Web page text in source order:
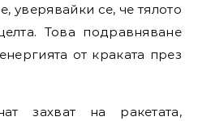
уверявайки се, че тялото
Това подравняване
от краката през
захват на ракетата,